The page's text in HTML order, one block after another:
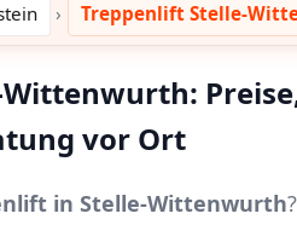
Treppenlift Stelle-
vor Ort
in Stelle-Wittenwurth